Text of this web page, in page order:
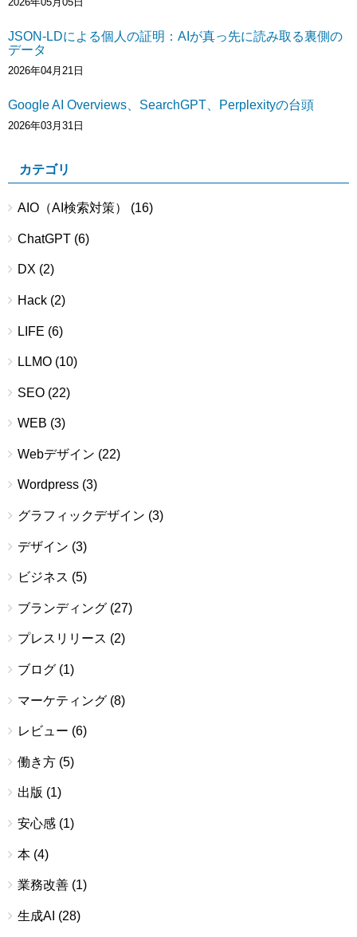
JSON-LDによる個人の証明：AIが真っ先に読み取る裏側の
データ
2026年04月21日
Google AI Overviews、SearchGPT、Perplexityの台頭
2026年03月31日
カテゴリ
AIO（AI検索対策） (16)
ChatGPT (6)
DX (2)
Hack (2)
LIFE (6)
LLMO (10)
SEO (22)
WEB (3)
Webデザイン (22)
Wordpress (3)
グラフィックデザイン (3)
デザイン (3)
ビジネス (5)
ブランディング (27)
プレスリリース (2)
ブログ (1)
マーケティング (8)
レビュー (6)
働き方 (5)
出版 (1)
安心感 (1)
本 (4)
業務改善 (1)
生成AI (28)